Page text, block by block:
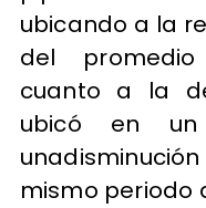
ubicando a la
del promedio
cuanto a la
ubicó en un
mismo periodo